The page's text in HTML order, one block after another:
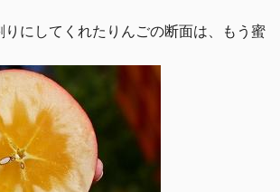
りにしてくれたりんごの断面は、もう蜜